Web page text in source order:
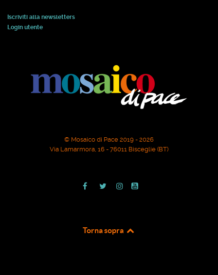
Iscriviti alla newsletters
Login utente
© Mosaico di Pace 2019 - 2026
Via Lamarmora, 16 - 76011 Bisceglie (BT)
Torna sopra